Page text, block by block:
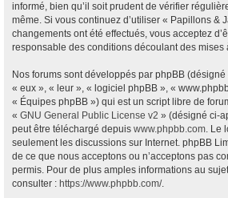
informé, bien qu’il soit prudent de vérifier
même. Si vous continuez d’utiliser « Papillons &
changements ont été effectués, vous acceptez
responsable des conditions découlant des mises
Nos forums sont développés par phpBB
« eux », « leur », « logiciel phpBB », «
« Équipes phpBB ») qui est un script libre de
« GNU General Public License v2 » (désigné ci-
peut être téléchargé depuis www.phpbb.com. Le
seulement les discussions sur Internet. phpBB
de ce que nous acceptons ou n’acceptons pas
permis. Pour de plus amples informations au
consulter : https://www.phpbb.com/.